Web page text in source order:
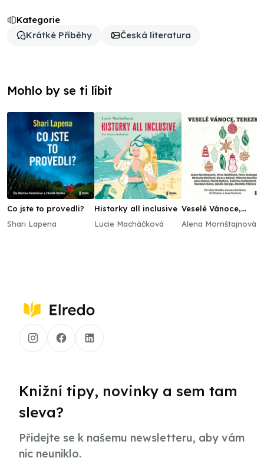
Kategorie
Krátké Příběhy
Česká literatura
Mohlo by se ti líbit
Co jste to provedli?
Shari Lapena
Historky all inclusive
Lucie Macháčková
Veselé Vánoce,
Alena Mornštajnová
Knižní tipy, novinky a sem tam
sleva?
Přidejte se k našemu newsletteru, aby vám
nic neuniklo.